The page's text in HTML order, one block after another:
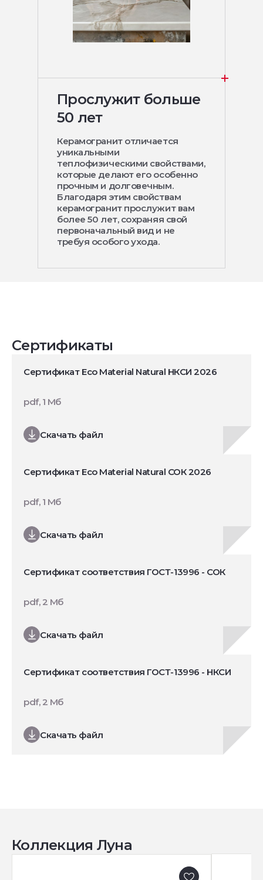
Прослужит больше
50 лет
Керамогранит отличается
уникальными
теплофизическими свойствами,
которые делают его особенно
прочным и долговечным.
Благодаря этим свойствам
керамогранит прослужит вам
более 50 лет, сохраняя свой
первоначальный вид и не
требуя особого ухода.
Сертификаты
Сертификат Eco Material Natural НКСИ 2026
Скачать файл
pdf, 1 Мб
Сертификат Eco Material Natural СОК 2026
Скачать файл
pdf, 1 Мб
Сертификат соответствия ГОСТ-13996 - СОК
Скачать файл
pdf, 2 Мб
Сертификат соответствия ГОСТ-13996 - НКСИ
Скачать файл
pdf, 2 Мб
Коллекция Луна